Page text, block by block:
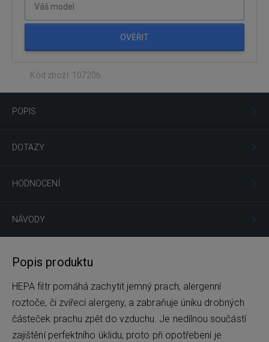
OVĚŘIT
Kód zboží: 107206
POPIS
DOTAZY
HODNOCENÍ
NÁVODY
Popis produktu
HEPA filtr pomáhá zachytit jemný prach, alergenní
roztoče, či zvířecí alergeny, a zabraňuje úniku drobných
částeček prachu zpět do vzduchu. Je nedílnou součástí
zajištění perfektního úklidu, proto při opotřebení je